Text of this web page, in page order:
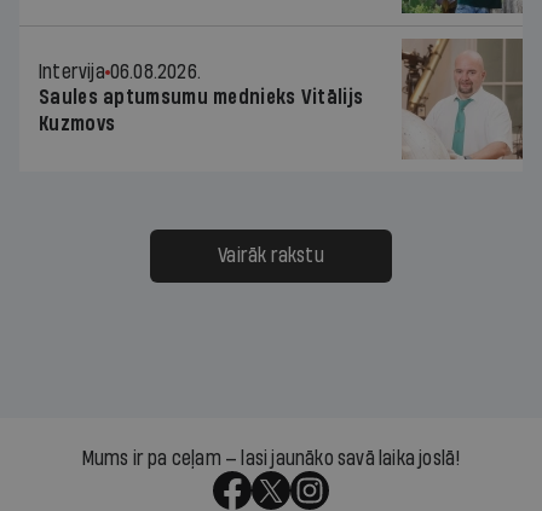
Intervija 06.08.2026.
Saules aptumsumu mednieks Vitālijs
Kuzmovs
Vairāk rakstu
Mums ir pa ceļam — lasi jaunāko savā laika joslā!